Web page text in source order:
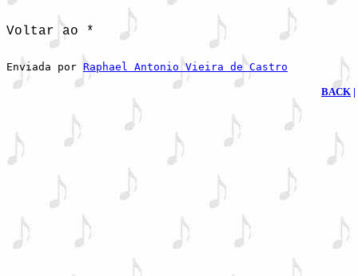
Voltar ao *
Enviada por Raphael Antonio Vieira de Castro
BACK |